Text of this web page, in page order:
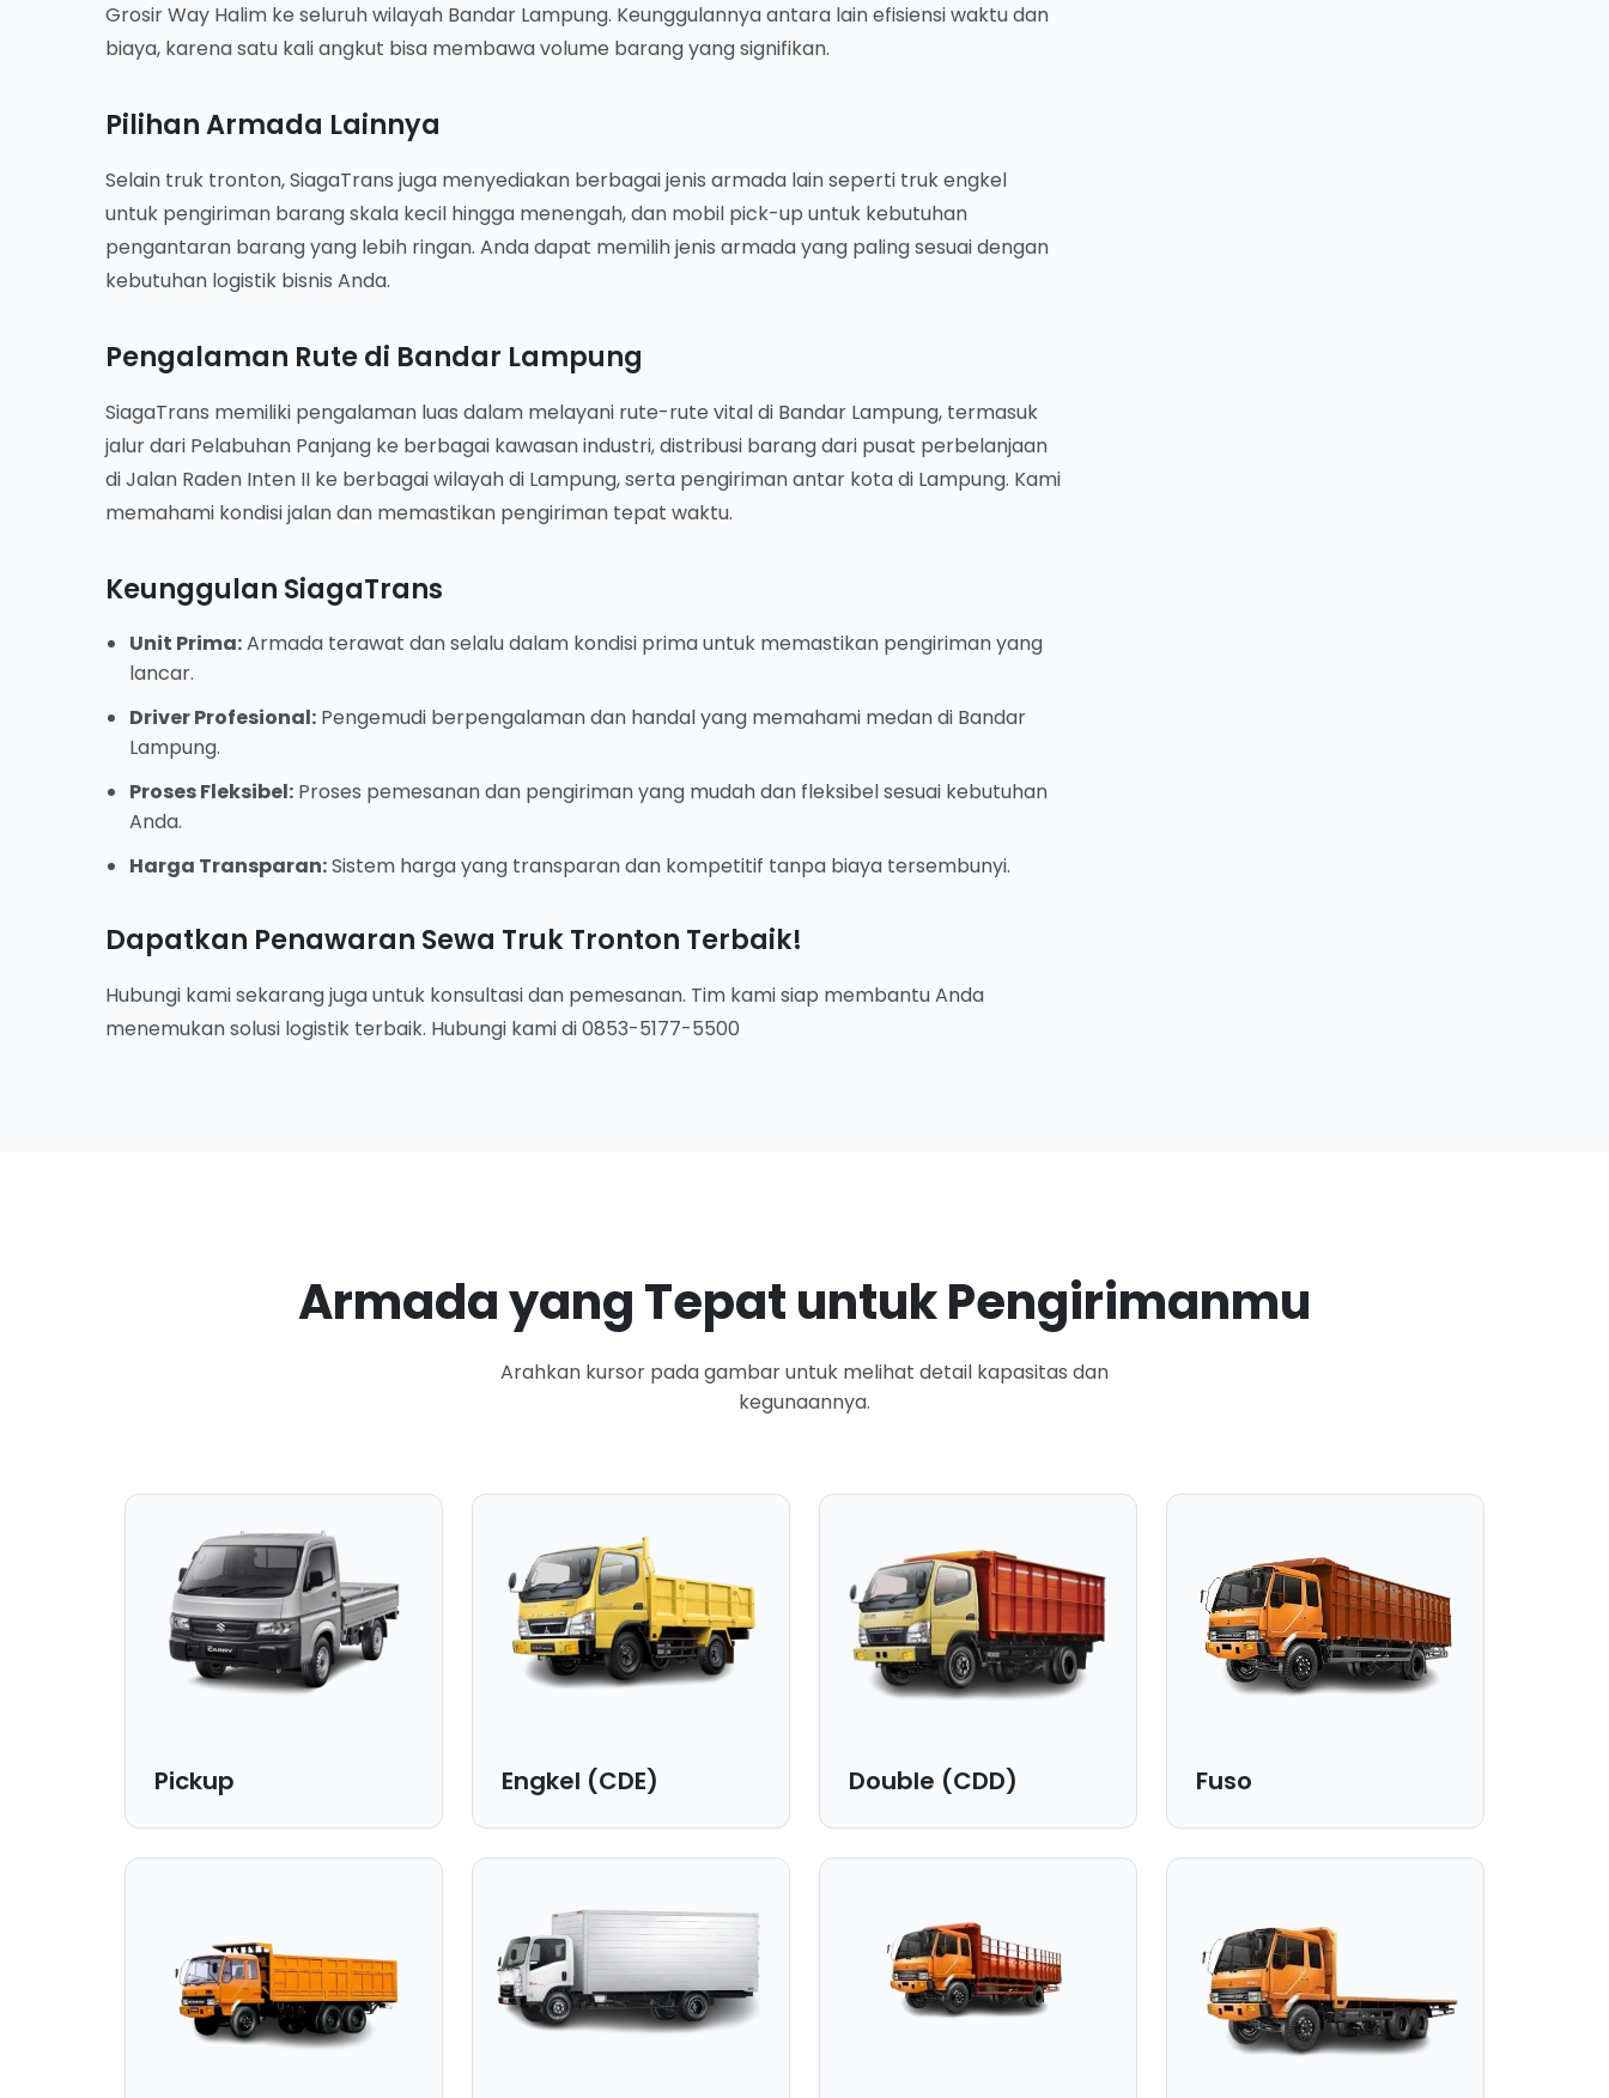
Grosir Way Halim ke seluruh wilayah Bandar Lampung. Keunggulannya antara lain efisiensi waktu dan
biaya, karena satu kali angkut bisa membawa volume barang yang signifikan.
Pilihan Armada Lainnya
Selain truk tronton, SiagaTrans juga menyediakan berbagai jenis armada lain seperti truk engkel
untuk pengiriman barang skala kecil hingga menengah, dan mobil pick-up untuk kebutuhan
pengantaran barang yang lebih ringan. Anda dapat memilih jenis armada yang paling sesuai dengan
kebutuhan logistik bisnis Anda.
Pengalaman Rute di Bandar Lampung
SiagaTrans memiliki pengalaman luas dalam melayani rute-rute vital di Bandar Lampung, termasuk
jalur dari Pelabuhan Panjang ke berbagai kawasan industri, distribusi barang dari pusat perbelanjaan
di Jalan Raden Inten II ke berbagai wilayah di Lampung, serta pengiriman antar kota di Lampung. Kami
memahami kondisi jalan dan memastikan pengiriman tepat waktu.
Keunggulan SiagaTrans
Unit Prima:Armada terawat dan selalu dalam kondisi prima untuk memastikan pengiriman yang
lancar.
Driver Profesional: Pengemudi berpengalaman dan handal yang memahami medan di Bandar
Lampung.
Proses Fleksibel: Proses pemesanan dan pengiriman yang mudah dan fleksibel sesuai kebutuhan
Anda.
Harga Transparan:Sistem harga yang transparan dan kompetitif tanpa biaya tersembunyi.
Dapatkan Penawaran Sewa Truk Tronton Terbaik!
Hubungi kami sekarang juga untuk konsultasi dan pemesanan. Tim kami siap membantu Anda
menemukan solusi logistik terbaik. Hubungi kami di 0853-5177-5500
Armada yang Tepat untuk Pengirimanmu
Arahkan kursor pada gambar untuk melihat detail kapasitas dan
kegunaannya.
Pickup
Dimensi Bak:
Cocok untuk:
Pindahan barang ringan, paket
dalam kota, kebutuhan UMKM.
Engkel (CDE)
Dimensi Bak:
Kapasitas:
2 Ton.
Cocok untuk:
Pindahan rumah, distribusi barang
ke toko, kargo sedang.
Double (CDD)
Dimensi Bak:
4 Ton.
Cocok untuk:
Angkutan industri, material
bangunan, logistik antar kota.
Fuso
Dimensi Bak:
10 Ton.
Cocok untuk:
Muatan volume besar, bahan
baku industri, dan kargo berat.